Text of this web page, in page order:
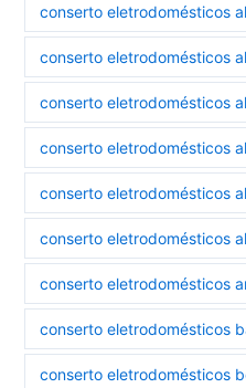
conserto eletrodomésticos
conserto eletrodomésticos
conserto eletrodomésticos
conserto eletrodomésticos
conserto eletrodomésticos
conserto eletrodomésticos
conserto eletrodomésticos
conserto eletrodomésticos
conserto eletrodomésticos